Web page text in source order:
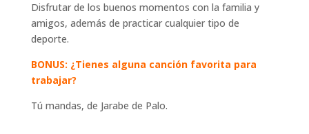
Disfrutar de los buenos momentos con la familia y
amigos, además de practicar cualquier tipo de
deporte.
BONUS: ¿Tienes alguna canción favorita para
trabajar?
Tú mandas, de Jarabe de Palo.